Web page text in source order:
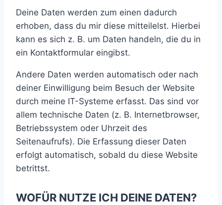
Deine Daten werden zum einen dadurch
erhoben, dass du mir diese mitteilelst. Hierbei
kann es sich z. B. um Daten handeln, die du in
ein Kontaktformular eingibst.
Andere Daten werden automatisch oder nach
deiner Einwilligung beim Besuch der Website
durch meine IT-Systeme erfasst. Das sind vor
allem technische Daten (z. B. Internetbrowser,
Betriebssystem oder Uhrzeit des
Seitenaufrufs). Die Erfassung dieser Daten
erfolgt automatisch, sobald du diese Website
betrittst.
WOFÜR NUTZE ICH DEINE DATEN?